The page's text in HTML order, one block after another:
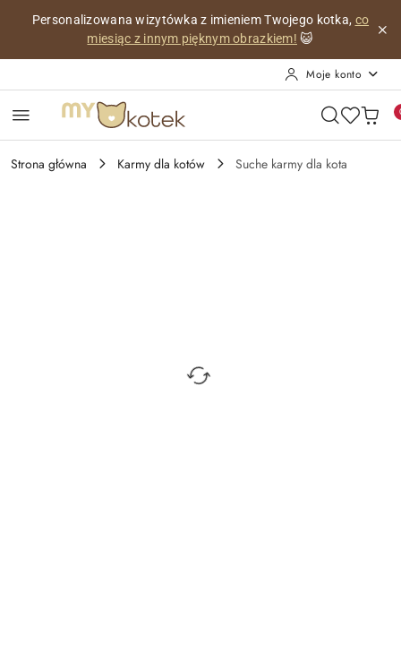
Przejdź do treści głównej
Przejdź do wyszukiwarki
Przejdź do moje konto
Przejdź do menu głównego
Przejdź do opisu produktu
Przejdź do stopki
Personalizowana wizytówka z imieniem Twojego kotka, co
miesiąc z innym pięknym obrazkiem! 😺
Moje konto
Strona główna Karmy dla kotów Suche karmy dla kota